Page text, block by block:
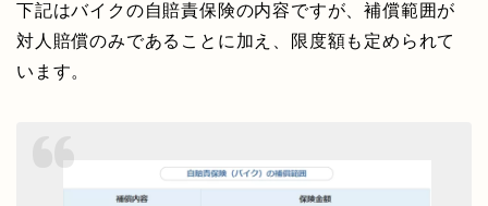
下記はバイクの自賠責保険の内容ですが、補償範囲が
対人賠償のみであることに加え、限度額も定められて
います。